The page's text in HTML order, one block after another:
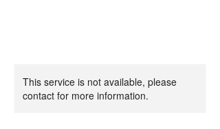
This service is not available, please
contact for more information.